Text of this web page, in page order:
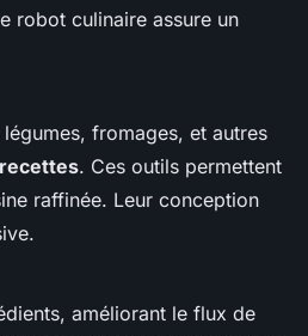
robot culinaire assure un
fromages, et autres
recettes. Ces outils permettent
raffinée. Leur conception
améliorant le flux de